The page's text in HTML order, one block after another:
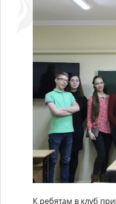
К ребятам в клуб